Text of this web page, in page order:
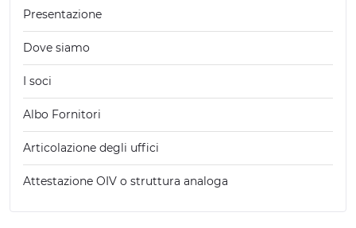
Presentazione
Dove siamo
I soci
Albo Fornitori
Articolazione degli uffici
Attestazione OIV o struttura analoga